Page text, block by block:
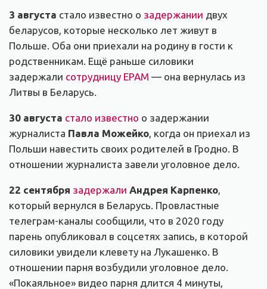
3 августа стало известно о задержании двух
беларусов, которые несколько лет живут в
Польше. Оба они приехали на родину в гости к
родственникам. Ещё раньше силовики
задержали сотрудницу EPAM — она вернулась из
Литвы в Беларусь.
30 августа стало известно о задержании
журналиста Павла Можейко , когда он приехал из
Польши навестить своих родителей в Гродно. В
отношении журналиста завели уголовное дело.
22 сентября задержали Андрея Карпенко
который вернулся в Беларусь. Провластные
телеграм-каналы сообщили, что в 2020 году
парень опубликовал в соцсетях запись, в которой
силовики увидели клевету на Лукашенко. В
отношении парня возбудили уголовное дело.
«Покаяльное» видео парня длится 4 минуты,